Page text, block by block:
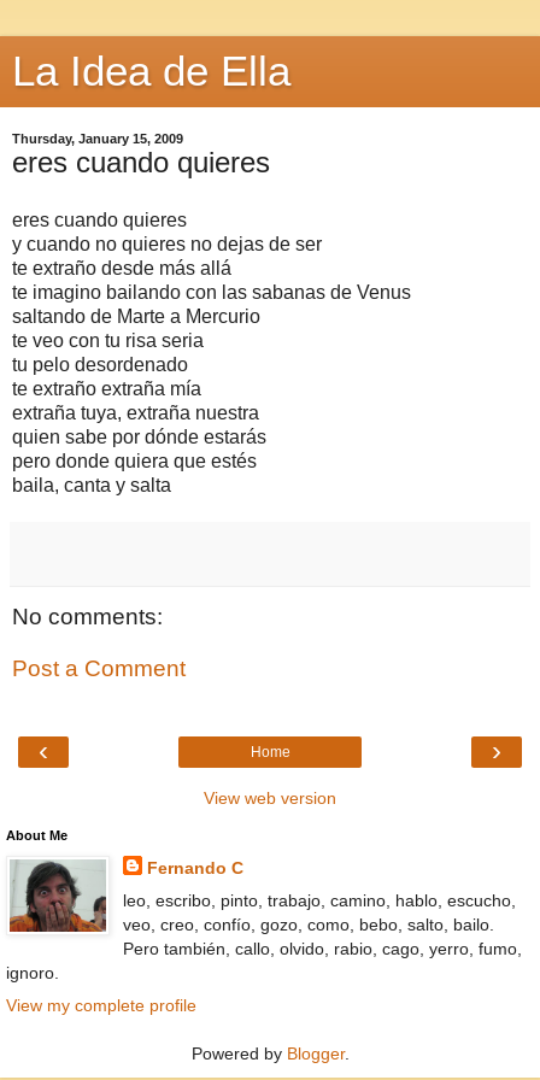
La Idea de Ella
Thursday, January 15, 2009
eres cuando quieres
eres cuando quieres
y cuando no quieres no dejas de ser
te extraño desde más allá
te imagino bailando con las sabanas de Venus
saltando de Marte a Mercurio
te veo con tu risa seria
tu pelo desordenado
te extraño extraña mía
extraña tuya, extraña nuestra
quien sabe por dónde estarás
pero donde quiera que estés
baila, canta y salta
No comments:
Post a Comment
‹ ›
Home
View web version
About Me
Fernando C
leo, escribo, pinto, trabajo, camino, hablo, escucho,
veo, creo, confío, gozo, como, bebo, salto, bailo.
Pero también, callo, olvido, rabio, cago, yerro, fumo,
ignoro.
View my complete profile
Powered by Blogger.